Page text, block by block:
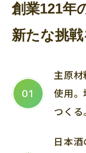
創業121年
新たな挑
01
主原材
使用。
つくる。
日本